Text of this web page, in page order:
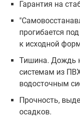
Гарантия на
прогибается
к исходной
Тишина. Дождь
системам из
водосточным
Прочность,
осадков.